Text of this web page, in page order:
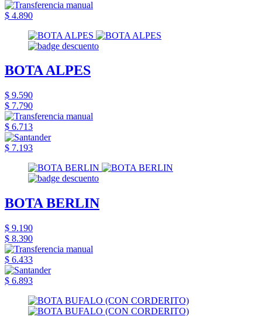
$ 4.890
BOTA ALPES
$ 9.590
$ 7.790
$ 6.713
$ 7.193
BOTA BERLIN
$ 9.190
$ 8.390
$ 6.433
$ 6.893